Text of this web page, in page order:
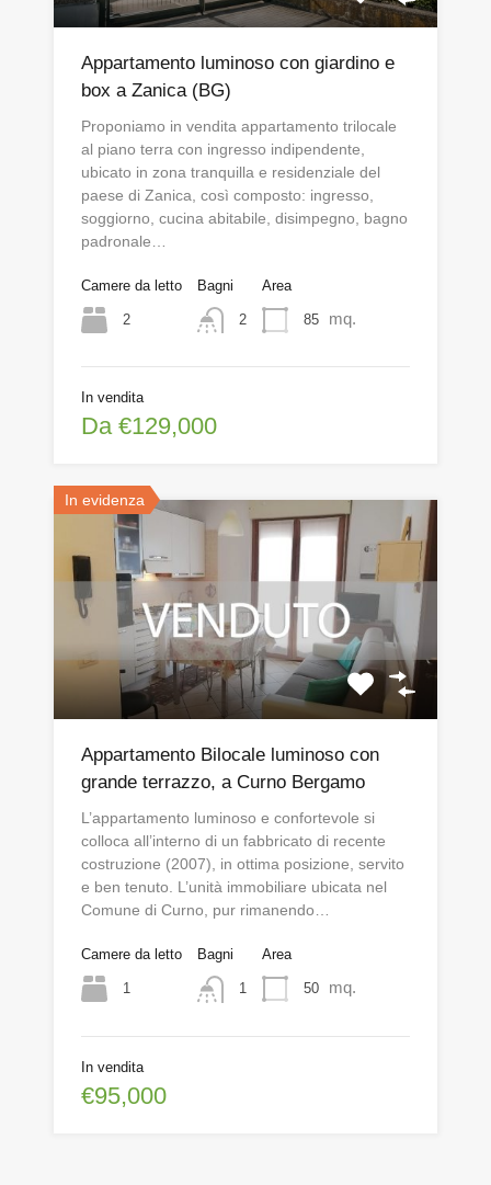
Appartamento luminoso con giardino e
box a Zanica (BG)
Proponiamo in vendita appartamento trilocale
al piano terra con ingresso indipendente,
ubicato in zona tranquilla e residenziale del
paese di Zanica, così composto: ingresso,
soggiorno, cucina abitabile, disimpegno, bagno
padronale…
Camere da letto
2
Bagni
2
Area
85 mq.
In vendita
Da €129,000
In evidenza
Appartamento Bilocale luminoso con
grande terrazzo, a Curno Bergamo
L’appartamento luminoso e confortevole si
colloca all’interno di un fabbricato di recente
costruzione (2007), in ottima posizione, servito
e ben tenuto. L’unità immobiliare ubicata nel
Comune di Curno, pur rimanendo…
Camere da letto
1
Bagni
1
Area
50 mq.
In vendita
€95,000